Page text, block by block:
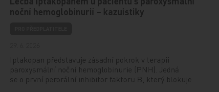
noční hemoglobinurií – kazuistiky
Iptakopan představuje zásadní pokrok v terapii
paroxysmální noční hemoglobinurie (PNH). Jedná
se o první perorální inhibitor faktoru B, který blokuje…